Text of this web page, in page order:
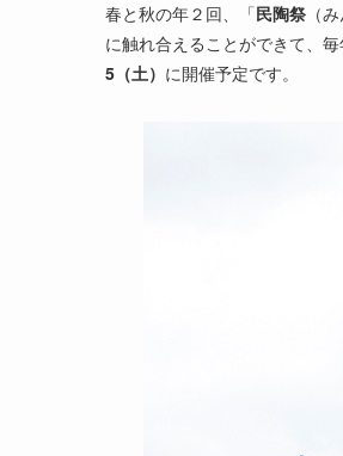
春と秋の年２回、「民陶祭 （
に触れ合えることができて、
5（土） に開催予定です。